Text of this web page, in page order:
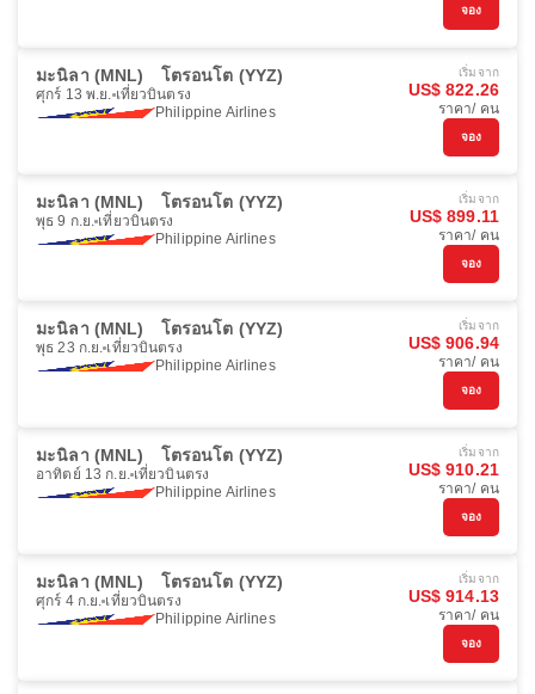
จอง
มะนิลา (MNL) โตรอนโต (YYZ)
ศุกร์ 13 พ.ย. เที่ยวบินตรง
Philippine Airlines
เริ่มจาก
US$ 822.26
ราคา/ คน
จอง
มะนิลา (MNL) โตรอนโต (YYZ)
พุธ 9 ก.ย. เที่ยวบินตรง
Philippine Airlines
เริ่มจาก
US$ 899.11
ราคา/ คน
จอง
มะนิลา (MNL) โตรอนโต (YYZ)
พุธ 23 ก.ย. เที่ยวบินตรง
Philippine Airlines
เริ่มจาก
US$ 906.94
ราคา/ คน
จอง
มะนิลา (MNL) โตรอนโต (YYZ)
อาทิตย์ 13 ก.ย. เที่ยวบินตรง
Philippine Airlines
เริ่มจาก
US$ 910.21
ราคา/ คน
จอง
มะนิลา (MNL) โตรอนโต (YYZ)
ศุกร์ 4 ก.ย. เที่ยวบินตรง
Philippine Airlines
เริ่มจาก
US$ 914.13
ราคา/ คน
จอง